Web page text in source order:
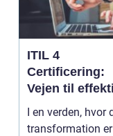
ITIL 4
Certificering:
Vejen til
service
management
I en verden, hvor
transformation er